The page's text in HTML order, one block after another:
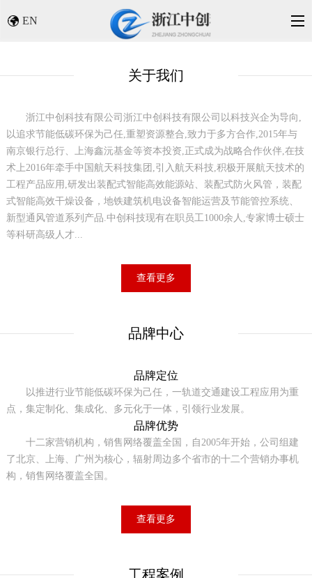
EN
关于我们
浙江中创科技有限公司 浙江中创科技有限公司以科技兴企为导向,
以追求节能低碳环保为己任,重塑资源整合,致力于多方合作,2015年与
南京银行总行、上海鑫沅基金等资本投资,正式成为战略合作伙伴,在技
术上2016年牵手中国航天科技集团,引入航天科技,积极开展航天技术的
工程产品应用,研发出装配式智能高效能源站、装配式防火风管，装配
式智能高效干燥设备，地铁建筑机电设备智能运营及节能管控系统、
新型通风管道系列产品.中创科技现有在职员工1000余人,专家博士硕士
等科研高级人才...
查看更多
品牌中心
品牌定位
以推进行业节能低碳环保为己任，一轨道交通建设工程应用为重
点，集定制化、集成化、多元化于一体，引领行业发展。
品牌优势
十二家营销机构，销售网络覆盖全国，自2005年开始，公司组建
了北京、上海、广州为核心，辐射周边多个省市的十二个营销办事机
构，销售网络覆盖全国。
查看更多
工程案例